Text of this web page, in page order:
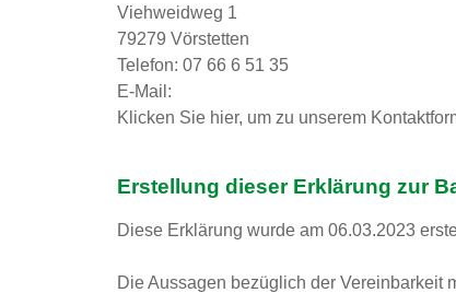
Viehweidweg 1
79279 Vörstetten
Telefon: 07 66 6 51 35
E-Mail:
Klicken Sie hier, um zu unserem
Erstellung dieser Erklärung zur
Diese Erklärung wurde am 06.03.2023
Die Aussagen bezüglich der Vereinbarkeit